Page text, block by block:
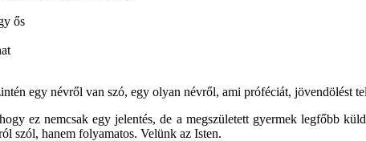
ős
egy névről van szó, egy olyan névről, ami próféciát, jövendölést
ez nemcsak egy jelentés, de a megszületett gyermek legfőbb
szól, hanem folyamatos. Velünk az Isten.